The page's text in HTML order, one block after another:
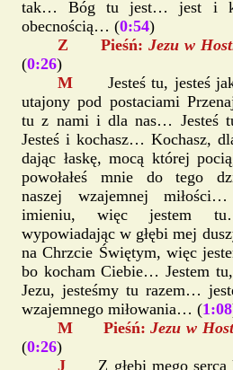
tak… Bóg tu jest… jest i
obecnością… (0:54)
Z Pieśń: Jezu w
(0:26)
M Jesteś tu, jesteś
utajony pod postaciami
tu z nami i dla nas… Jesteś
Jesteś i kochasz… Kochasz,
dając łaskę, mocą której
powołałeś mnie do tego
naszej wzajemnej
imieniu, więc jestem
wypowiadając w głębi mej
na Chrzcie Świętym, więc
bo kocham Ciebie… Jestem
Jezu, jesteśmy tu razem…
wzajemnego miłowania… (1:08
M Pieśń:Jezu w
(0:26)
JZ głębi mego